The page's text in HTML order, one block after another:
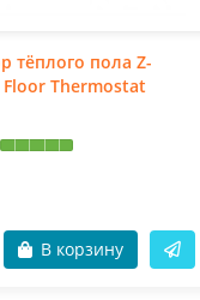
тёплого пола Z-
Floor Thermostat
В корзину